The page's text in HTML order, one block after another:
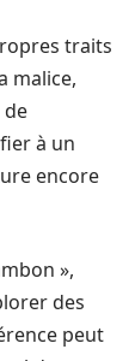
traits
malice,
de
à un
encore
»,
des
peut